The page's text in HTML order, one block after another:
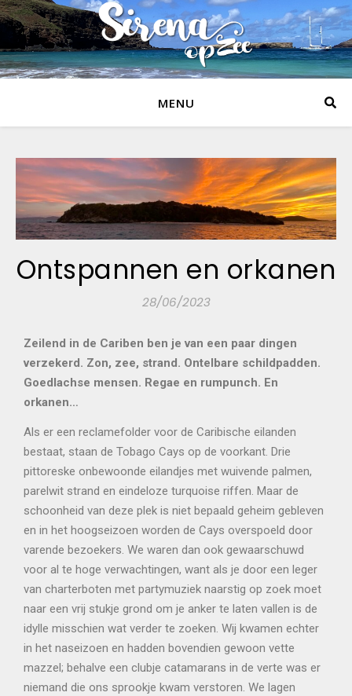
MENU
Ontspannen en orkanen
28/06/2023
Zeilend in de Cariben ben je van een paar dingen
verzekerd. Zon, zee, strand. Ontelbare schildpadden.
Goedlachse mensen. Regae en rumpunch. En
orkanen…
Als er een reclamefolder voor de Caribische eilanden
bestaat, staan de Tobago Cays op de voorkant. Drie
pittoreske onbewoonde eilandjes met wuivende palmen,
parelwit strand en eindeloze turquoise riffen. Maar de
schoonheid van deze plek is niet bepaald geheim gebleven
en in het hoogseizoen worden de Cays overspoeld door
varende bezoekers. We waren dan ook gewaarschuwd
voor al te hoge verwachtingen, want als je door een leger
van charterboten met partymuziek naarstig op zoek moet
naar een vrij stukje grond om je anker te laten vallen is de
idylle misschien wat verder te zoeken. Wij kwamen echter
in het naseizoen en hadden bovendien gewoon vette
mazzel; behalve een clubje catamarans in de verte was er
niemand die ons sprookje kwam verstoren. We lagen